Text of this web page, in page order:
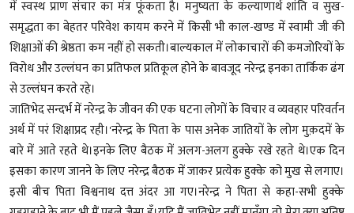
में स्वस्थ प्राण संचार का मंत्र फूंकता है। मनुष्यता के कल्याणार्थ शांति व सुख-
समृद्धता का बेहतर परिवेश कायम करने में किसी भी काल-खण्ड में स्वामी जी की
शिक्षाओं की श्रेष्ठता कम नहीं हो सकती।बाल्यकाल में लोकाचारों की कमजोरियों के
विरोध और उल्लंघन का प्रतिफल प्रतिकूल होने के बावजूद नरेन्द्र इनका तार्किक ढंग
से उल्लंघन करते रहे।
जातिभेद सन्दर्भ में नरेन्द्र के जीवन की एक घटना लोगों के विचार व व्यवहार परिवर्तन
अर्थ में परं शिक्षाप्रद रही।'नरेन्द्र के पिता के पास अनेक जातियों के लोग मुक़दमें के
बारे में आते रहते थे।इनके लिए बैठक में अलग-अलग हुक्के रखे रहते थे।एक दिन
इसका कारण जानने के लिए नरेन्द्र बैठक में जाकर प्रत्येक हुक्के को मुख से लगाए।
इसी बीच पिता विश्वनाथ दत्त अंदर आ गए।नरेन्द्र ने पिता से कहा-सभी हुक्के